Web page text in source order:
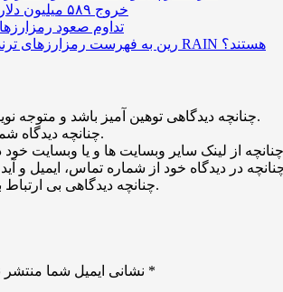
خروج ۵۸۹ میلیون دلار بیت‌کوین از صرافی بایننس و تاثیر آن بر بازار
تداوم صعود
رین به فهرست رمزارزهای ترند بازار پیوست؛ چه عواملی پشت صعود قیمت RAIN هستند؟
چنانچه دیدگاهی توهین آمیز باشد و متوجه نویسندگان و سایر کاربران باشد تایید نخواهد شد.
چنانچه دیدگاه شما جنبه ی تبلیغاتی داشته باشد تایید نخواهد شد.
چنانچه دیدگاهی بی ارتباط با موضوع آموزش مطرح شود تایید نخواهد شد.
نشانی ایمیل شما منتشر *